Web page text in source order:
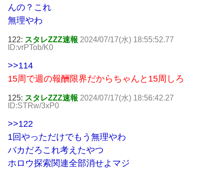
んの？これ
無理やわ
122: スタレZZZ速報 2024/07/17(水) 18:55:52.77
ID:vrPTob/K0
>>114
15周で週の報酬限界だからちゃんと15周しろ
125: スタレZZZ速報 2024/07/17(水) 18:56:42.27
ID:STRw/3xP0
>>122
1回やっただけでもう無理やわ
バカだろこれ考えたやつ
ホロウ探索関連全部消せよマジ